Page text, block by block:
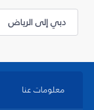
دبي إلى الرياض
معلومات عنا